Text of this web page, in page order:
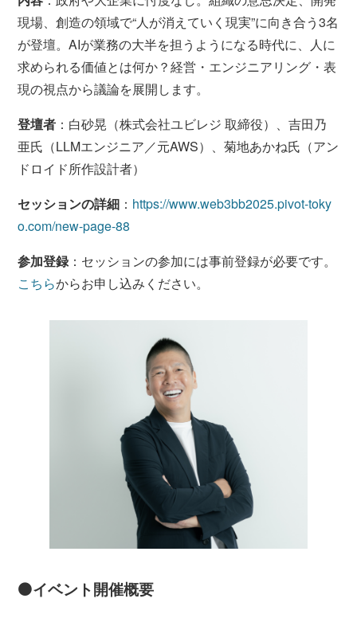
現場、創造の領域で“人が消えていく現実”に向き合う3名
が登壇。AIが業務の大半を担うようになる時代に、人に
求められる価値とは何か？経営・エンジニアリング・表
現の視点から議論を展開します。
登壇者 ：白砂晃（株式会社ユビレジ 取締役）、吉田乃
亜氏（LLMエンジニア／元AWS）、菊地あかね氏（アン
ドロイド所作設計者）
セッションの詳細 ： https://www.web3bb2025.pivot-toky
o.com/new-page-88
参加登録：セッションの参加には事前登録が必要です。
こちらからお申し込みください。
⚫イベント開催概要